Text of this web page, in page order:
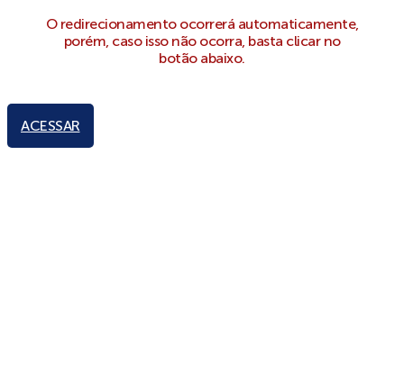
O redirecionamento ocorrerá automaticamente,
porém, caso isso não ocorra, basta clicar no
botão abaixo.
ACESSAR